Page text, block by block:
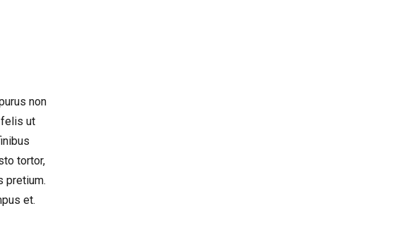
non
felis ut
tortor,
pretium.
et.